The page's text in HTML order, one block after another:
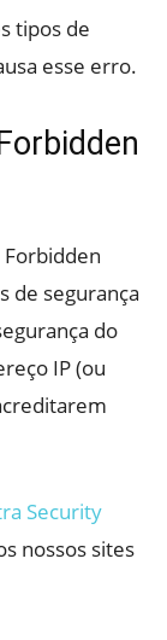
tipos de
esse erro.
de segurança
do
IP (ou
Security
nossos sites